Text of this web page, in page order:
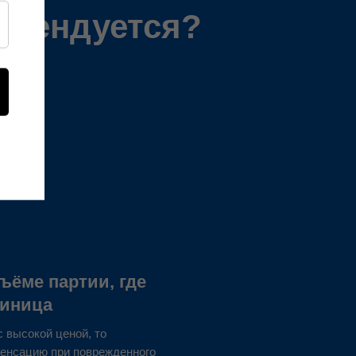
партии, где
высокой ценой, то
при поврежденного